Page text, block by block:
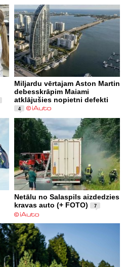
Miljardu vērtajam Aston Martin
debesskrāpim Maiami
atklājušies nopietni defekti
4
Netālu no Salaspils aizdedzies
kravas auto (+ FOTO)
7